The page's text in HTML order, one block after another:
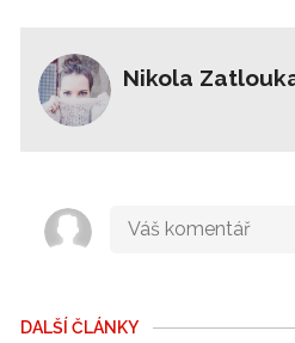
Nikola
DALŠÍ ČLÁNKY